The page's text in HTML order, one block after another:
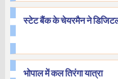
स्टेट बैंक के चेयरमैन ने
भोपाल में कल तिरंगा यात्रा